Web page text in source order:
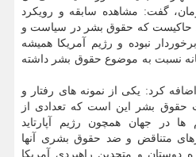
گفت: مشاهده سابقه و رویکرد
حاکیست که حقوق بشر در سیاست و
نبوده و رژیم آمریکا همیشه
نسبت به موضوع حقوق بشر داشته
کرد: یکی از نمونه های رفتار و
حقوق بشر این است که تعدادی از
در جهان همچون رژیم آپارتاید
متناقض و ضد حقوق بشری آنها
دوستان و متحدین راهبردی آمریکا